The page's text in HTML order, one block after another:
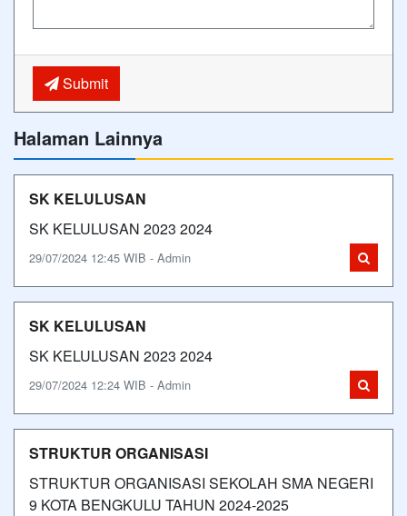
Submit
Halaman Lainnya
SK KELULUSAN
SK KELULUSAN 2023 2024
29/07/2024 12:45 WIB - Admin
SK KELULUSAN
SK KELULUSAN 2023 2024
29/07/2024 12:24 WIB - Admin
STRUKTUR ORGANISASI
STRUKTUR ORGANISASI SEKOLAH SMA NEGERI
9 KOTA BENGKULU TAHUN 2024-2025